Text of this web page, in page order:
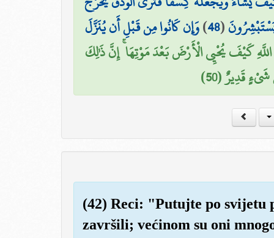
(
48
)وَإِن كَانُوا مِن قَبْلِ أَن يُنَزَّلَ
اللَّهِ كَيْفَ يُحْيِي الْأَرْضَ بَعْدَ مَوْتِهَا ۚ إِنَّ ذَٰلِكَ
قَدِيرٌ (50)
(42) Reci: "Putujte po svijetu
završili; većinom su oni